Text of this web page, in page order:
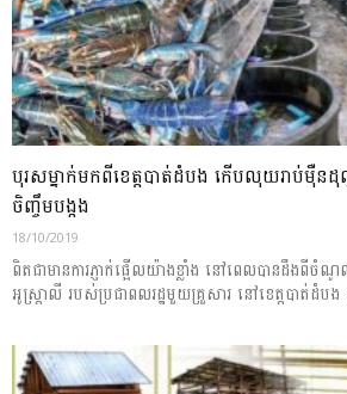
បុរសម្នាក់មកពីខេត្តបាត់ដំបង កើបលុយរាប់ម៉ឺនដុល្
ចិញ្ចឹមបង្កង
18/10/2019
ពិតជាមានការភ្ញាក់ផ្អើលយ៉ាងខ្លាំង នៅពេលបានដឹងពីចំ
អូស្ត្រាលី របស់ប្រជាពលរដ្ឋមួយគ្រួសារ នៅខេត្តបាត់ដំបង